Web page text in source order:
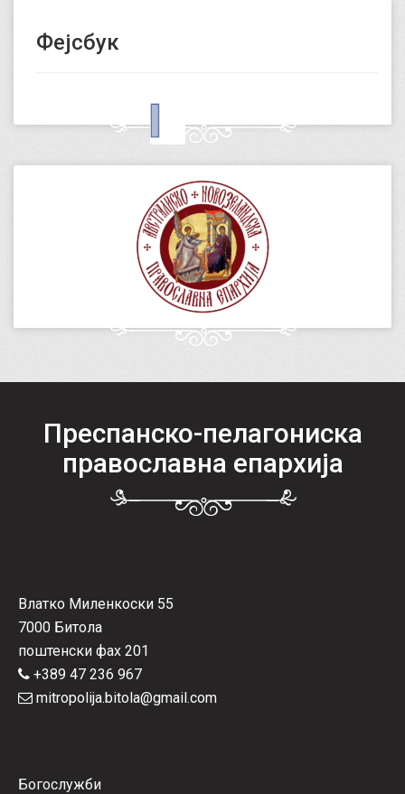
Фејсбук
Преспанско-пелагониска
православна епархија
Влатко Миленкоски 55
7000 Битола
поштенски фах 201
+389 47 236 967
mitropolija.bitola@gmail.com
Богослужби